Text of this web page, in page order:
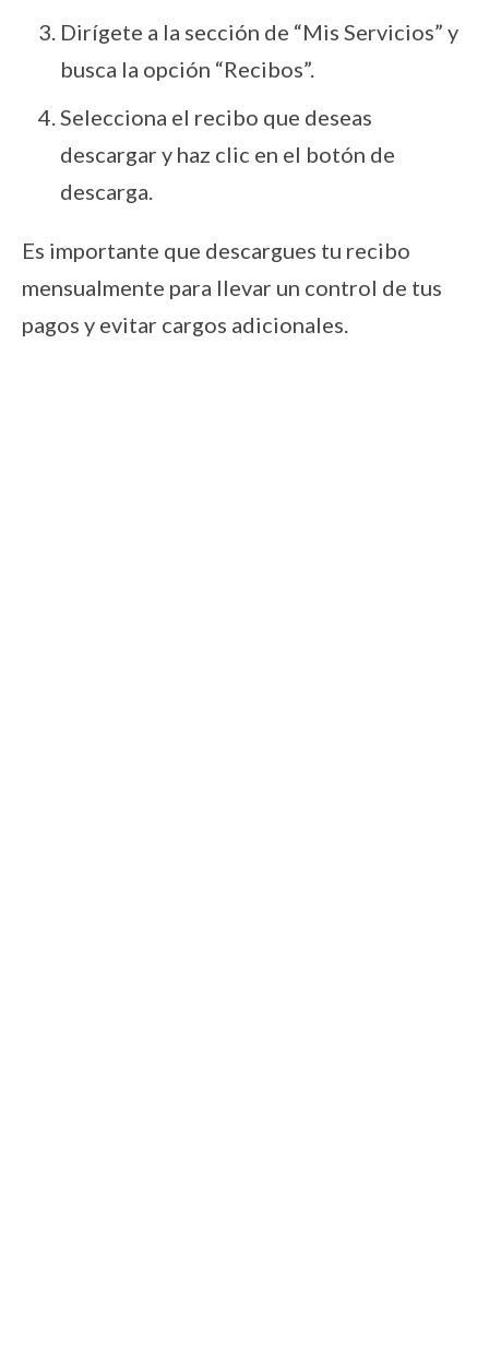
Dirígete a la sección de “Mis Servicios” y
busca la opción “Recibos”.
Selecciona el recibo que deseas
descargar y haz clic en el botón de
descarga.
Es importante que descargues tu recibo
mensualmente para llevar un control de tus
pagos y evitar cargos adicionales.